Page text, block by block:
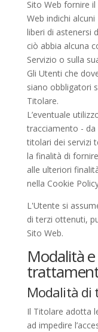
Sito Web fornire
Web indichi
liberi di astenersi
ciò abbia alcuna
Servizio o sulla
Gli Utenti che
siano obbligatori
Titolare.
L’eventuale
tracciamento - da
titolari dei servizi
la finalità di
alle ulteriori
nella Cookie
L'Utente si
di terzi ottenuti,
Sito Web.
Modalità
Modalità
Il Titolare adotta
ad impedire